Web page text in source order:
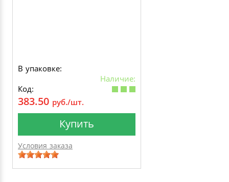
В упаковке:
Наличие:
Код:
383.50 руб./шт.
Купить
Условия заказа